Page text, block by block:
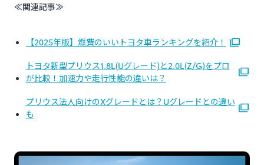
≪関連記事≫
【2025年版】燃費のいいトヨタ車ランキングを紹介！
トヨタ新型プリウス1.8L(Uグレード)と2.0L(Z/G)をプロ
が比較！加速力や走行性能の違いは？
プリウス法人向けのXグレードとは？Uグレードとの違い
も